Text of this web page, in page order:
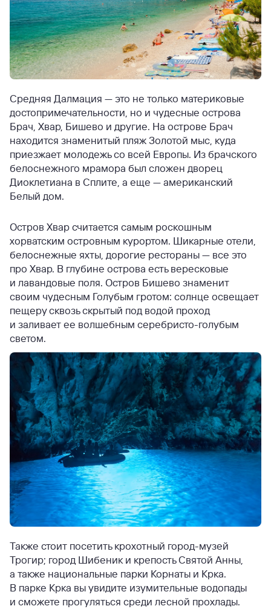
Средняя Далмация — это не только материковые
достопримечательности, но и чудесные острова
Брач, Хвар, Бишево и другие. На острове Брач
находится знаменитый пляж Золотой мыс, куда
приезжает молодежь со всей Европы. Из брачского
белоснежного мрамора был сложен дворец
Диоклетиана в Сплите, а еще — американский
Белый дом.
Остров Хвар считается самым роскошным
хорватским островным курортом. Шикарные отели,
белоснежные яхты, дорогие рестораны — все это
про Хвар. В глубине острова есть вересковые
и лавандовые поля. Остров Бишево знаменит
своим чудесным Голубым гротом: солнце освещает
пещеру сквозь скрытый под водой проход
и заливает ее волшебным серебристо-голубым
светом.
Также стоит посетить крохотный город-музей
Трогир; город Шибеник и крепость Святой Анны,
а также национальные парки Корнаты и Крка.
В парке Крка вы увидите изумительные водопады
и сможете прогуляться среди лесной прохлады.